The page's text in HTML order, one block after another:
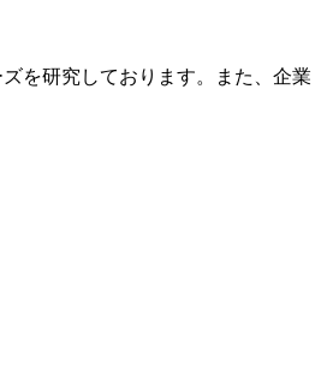
を研究しております。また、企業